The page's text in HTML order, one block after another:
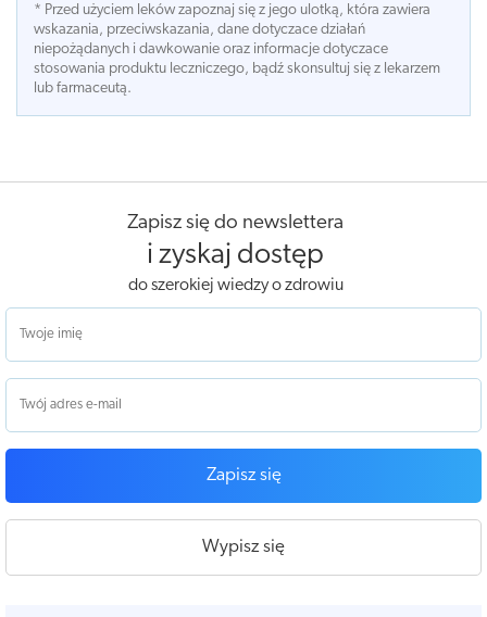
* Przed użyciem leków zapoznaj się z jego ulotką, która zawiera
wskazania, przeciwskazania, dane dotyczace działań
niepożądanych i dawkowanie oraz informacje dotyczace
stosowania produktu leczniczego, bądź skonsultuj się z lekarzem
lub farmaceutą.
Zapisz się do newslettera
i zyskaj dostęp
do szerokiej wiedzy o zdrowiu
Zapisz się
Wypisz się